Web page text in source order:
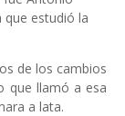
que estudió la
de los cambios
que llamó a esa
a lata.